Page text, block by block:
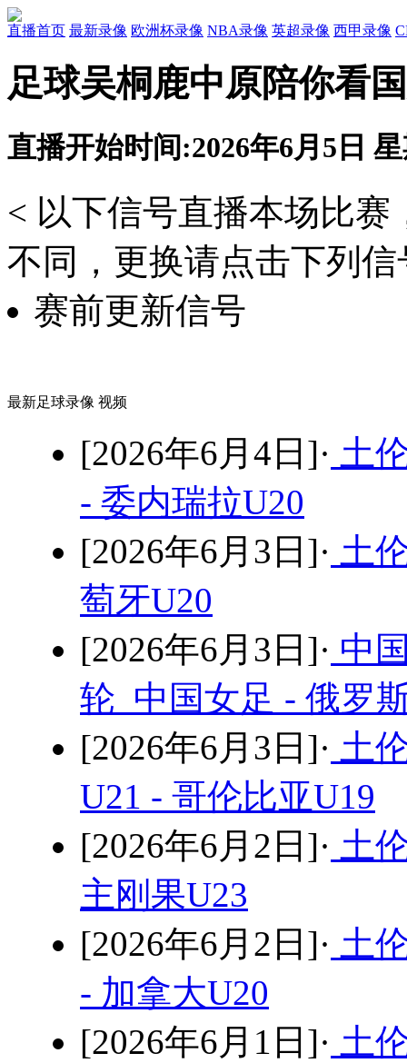
直播首页 最新录像 欧洲杯录像 NBA录像 英超录像 西甲录像
足球吴桐鹿中原陪你看
直播开始时间:2026年6月5日
< 以下信号直播本场比
不同，更换请点击下列信
赛前更新信号
最新足球录像 视频
[2026年6月4日]· 土
- 委内瑞拉U20
[2026年6月3日]· 土
萄牙U20
[2026年6月3日]· 中
轮 中国女足 - 俄罗
[2026年6月3日]· 土
U21 - 哥伦比亚U19
[2026年6月2日]· 土
主刚果U23
[2026年6月2日]· 土
- 加拿大U20
[2026年6月1日]· 土